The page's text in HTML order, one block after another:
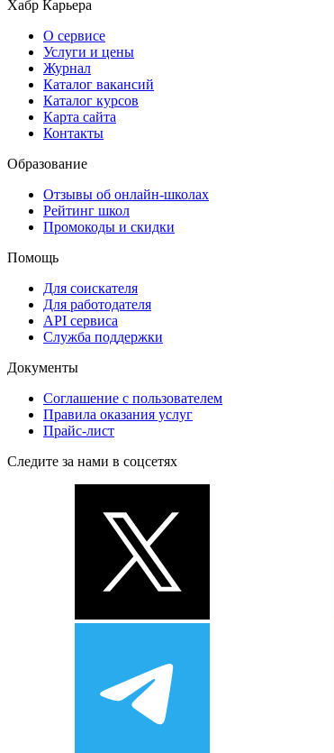
Хабр Карьера
О сервисе
Услуги и цены
Журнал
Каталог вакансий
Каталог курсов
Карта сайта
Контакты
Образование
Отзывы об онлайн-школах
Рейтинг школ
Промокоды и скидки
Помощь
Для соискателя
Для работодателя
API сервиса
Служба поддержки
Документы
Соглашение с пользователем
Правила оказания услуг
Прайс-лист
Следите за нами в соцсетях